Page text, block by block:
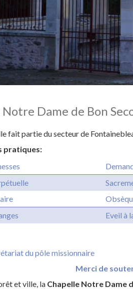
Dame de Bon
fait partie du secteur de
pratiques:
Eveil à
du pôle missionnaire
Merci de
et ville, la Chapelle Notre Dame